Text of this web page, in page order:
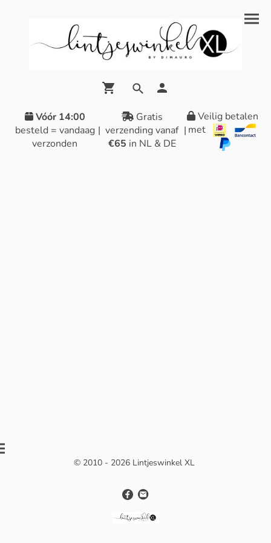
Vóór 14:00
besteld = vandaag
verzonden
|
Gratis
verzending vanaf
€65 in NL & DE
|
Veilig betalen
met
© 2010 - 2026 Lintjeswinkel XL